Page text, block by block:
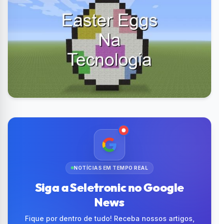
NOTÍCIAS EM TEMPO REAL
Siga a Seletronic no Google
News
Fique por dentro de tudo! Receba nossos artigos,